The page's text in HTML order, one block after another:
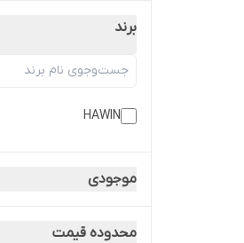
برند
HAWIN
موجودی
محدوده قیمت